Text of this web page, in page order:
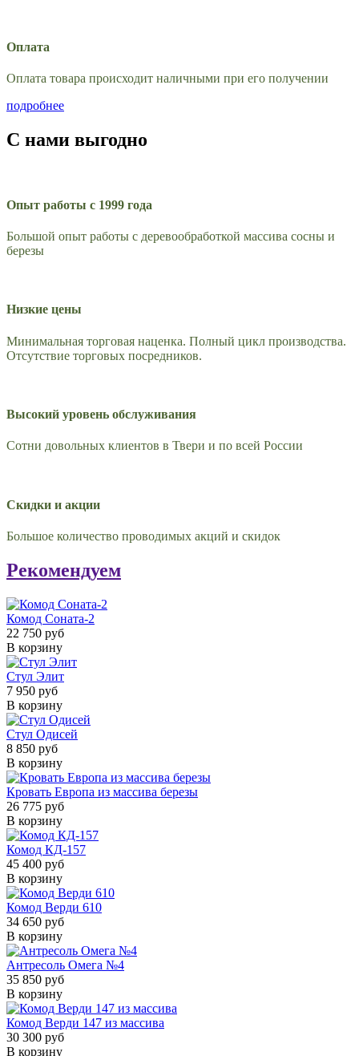
Оплата
Оплата товара происходит наличными при его получении
подробнее
С нами выгодно
Опыт работы с 1999 года
Большой опыт работы с деревообработкой массива сосны и
березы
Низкие цены
Минимальная торговая наценка. Полный цикл производства.
Отсутствие торговых посредников.
Высокий уровень обслуживания
Сотни довольных клиентов в Твери и по всей России
Скидки и акции
Большое количество проводимых акций и скидок
Рекомендуем
Комод Соната-2
22 750 руб
В корзину
Стул Элит
7 950 руб
В корзину
Стул Одисей
8 850 руб
В корзину
Кровать Европа из массива березы
26 775 руб
В корзину
Комод КД-157
45 400 руб
В корзину
Комод Верди 610
34 650 руб
В корзину
Антресоль Омега №4
35 850 руб
В корзину
Комод Верди 147 из массива
30 300 руб
В корзину